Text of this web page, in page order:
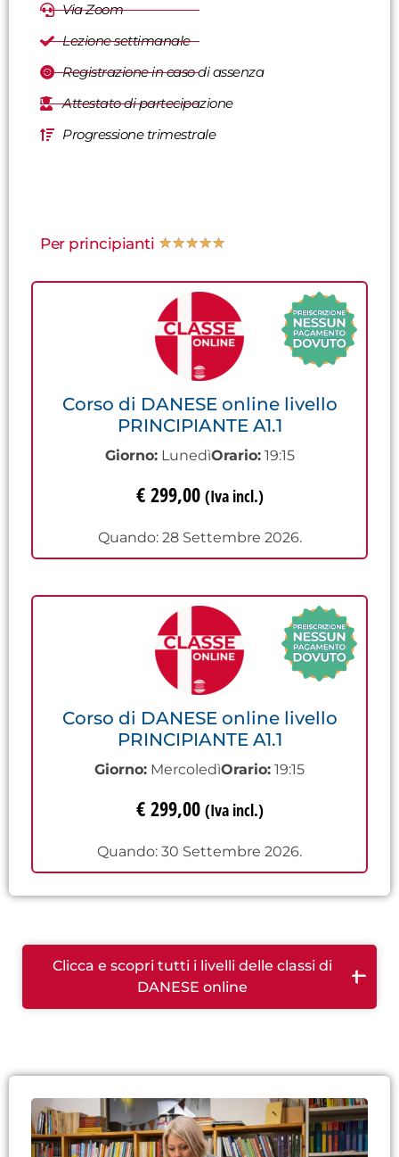
Via Zoom
Lezione settimanale
Registrazione in caso di assenza
Attestato di partecipazione
Progressione trimestrale
Per principianti ★★★★★
Corso di DANESE online livello
PRINCIPIANTE A1.1
Giorno:LunedìOrario:19:15
€299,00 (Iva incl.)
Quando: 28 Settembre 2026.
Corso di DANESE online livello
PRINCIPIANTE A1.1
Giorno: MercoledìOrario: 19:15
€299,00 (Iva incl.)
Quando: 30 Settembre 2026.
Clicca e scopri tutti i livelli delle classi di
DANESE online